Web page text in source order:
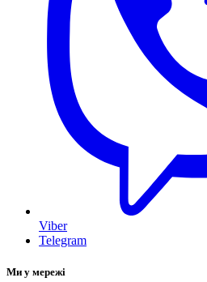
Viber
Telegram
Ми у мережі